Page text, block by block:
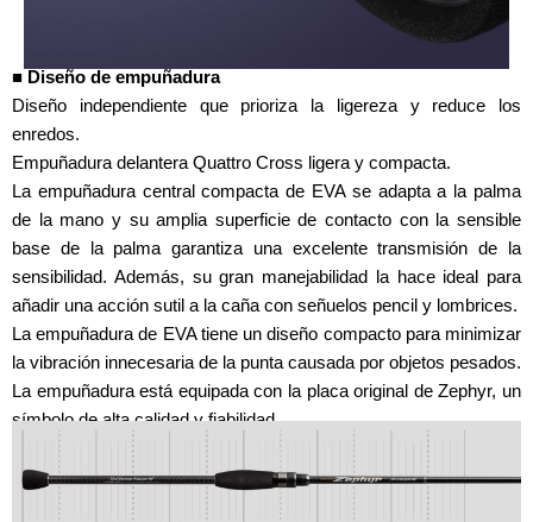
■ Diseño de empuñadura
Diseño independiente que prioriza la ligereza y reduce los
enredos.
Empuñadura delantera Quattro Cross ligera y compacta.
La empuñadura central compacta de EVA se adapta a la palma
de la mano y su amplia superficie de contacto con la sensible
base de la palma garantiza una excelente transmisión de la
sensibilidad. Además, su gran manejabilidad la hace ideal para
añadir una acción sutil a la caña con señuelos pencil y lombrices.
La empuñadura de EVA tiene un diseño compacto para minimizar
la vibración innecesaria de la punta causada por objetos pesados.
La empuñadura está equipada con la placa original de Zephyr, un
símbolo de alta calidad y fiabilidad.